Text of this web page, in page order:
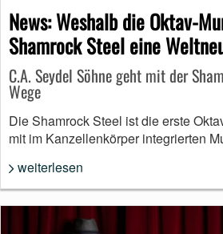
News: Weshalb die Oktav-
Shamrock Steel eine
C.A. Seydel Söhne geht mit der
Wege
Die Shamrock Steel ist die erste
mit im Kanzellenkörper integrierten
weiterlesen